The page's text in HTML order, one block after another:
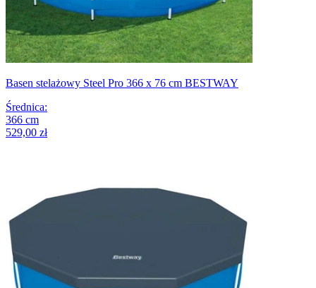
Basen stelażowy Steel Pro 366 x 76 cm BESTWAY
Średnica:
366 cm
529,00 zł